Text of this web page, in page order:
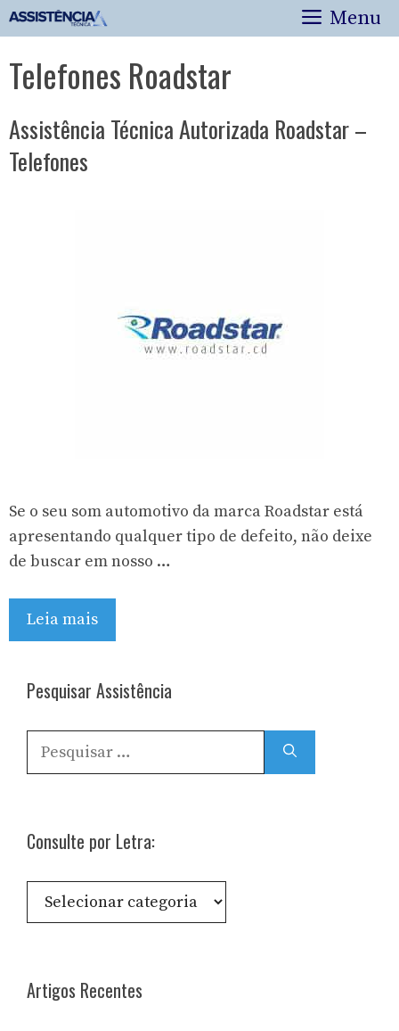
Pular
para
conteúdo
Menu
Telefones Roadstar
Assistência Técnica Autorizada Roadstar –
Telefones
Se o seu som automotivo da marca Roadstar está
apresentando qualquer tipo de defeito, não deixe
de buscar em nosso …
Leia mais
Pesquisar Assistência
Pesquisar
por:
Consulte por Letra:
Consulte
Artigos Recentes